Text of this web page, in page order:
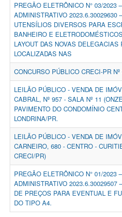
PREGÃO ELETRÔNICO N° 03/2023
ADMINISTRATIVO 2023.6.30029630
UTENSÍLIOS DIVERSOS PARA
BANHEIRO E
LAYOUT DAS NOVAS
LOCALIZADAS NAS
CONCURSO PÚBLICO CRECI-PR
LEILÃO PÚBLICO - VENDA DE
CABRAL, Nº 957 - SALA Nº 11
PAVIMENTO DO CONDOMÍNIO
LONDRINA/PR.
LEILÃO PÚBLICO - VENDA DE
CARNEIRO, 680 - CENTRO -
CRECI/PR)
PREGÃO ELETRÔNICO N° 01/2023
ADMINISTRATIVO 2023.6.30029507
DE PREÇOS PARA EVENTUAL E
DO TIPO A4.